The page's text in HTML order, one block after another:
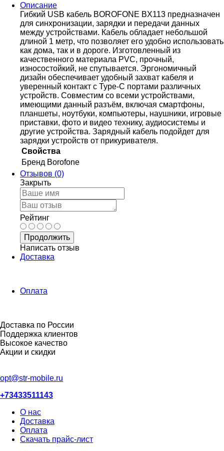
Описание
Гибкий USB кабель BOROFONE BX113 предназначен
для синхронизации, зарядки и передачи данных
между устройствами. Кабель обладает небольшой
длиной 1 метр, что позволяет его удобно использовать
как дома, так и в дороге. Изготовленный из
качественного материала PVC, прочный,
износостойкий, не спутывается. Эргономичный
дизайн обеспечивает удобный захват кабеля и
уверенный контакт с Type-C портами различных
устройств. Совместим со всеми устройствами,
имеющими данный разъём, включая смартфоны,
планшеты, ноутбуки, компьютеры, наушники, игровые
приставки, фото и видео технику, аудиосистемы и
другие устройства. Зарядный кабель подойдет для
зарядки устройств от прикуривателя.
Свойства
Бренд Borofone
Отзывов (0)
Закрыть
Рейтинг
Продолжить
Написать отзыв
Доставка
Оплата
Доставка по России
Поддержка клиентов
Высокое качество
Акции и скидки
opt@str-mobile.ru
+73433511143
О нас
Доставка
Оплата
Скачать прайс-лист